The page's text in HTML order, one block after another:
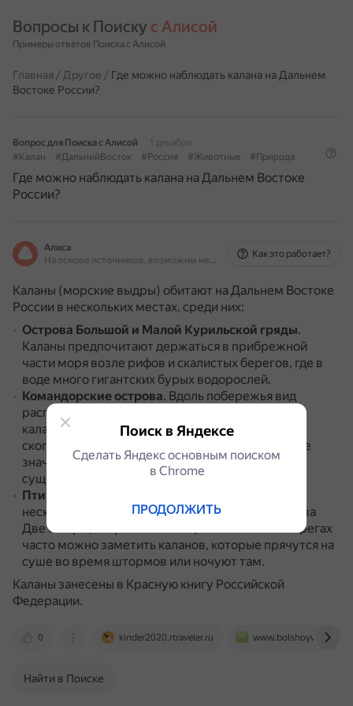
Вопросы к Поиску с Алисой
Примеры ответов Поиска с Алисой
Главная / Другое / Где можно наблюдать калана на Дальнем
Востоке России?
Вопрос для Поиска с Алисой
1 декабря
#Калан
#ДальнийВосток #Россия #Животные #Природа
Где можно наблюдать калана на Дальнем Востоке
России?
Алиса
На основе источников, возможны неточности
Как это работает?
Каланы (морские выдры) обитают на Дальнем Востоке
России в нескольких местах, среди них:
Острова Большой и Малой Курильской гряды.
Каланы предпочитают держаться в прибрежной
части моря возле рифов и скалистых берегов, где в
воде много гигантских бурых водорослей.
Командорские острова. Вдоль побережья вид
распространён неравномерно: в одних местах
каланы немногочисленны, а в других образуют
скопления.
Например, на острове Беринга самое
значительное скопление каланов много лет
существует у мыса Северо-Западного.
Птичьи острова
нескольких островков (остров Базарный, острова
Две Гагары, остров Бакланий).
На скалистых берегах
часто можно заметить каланов, которые прячутся на
суше во время штормов или ночуют там.
Каланы занесены в Красную книгу Российской
Федерации.
0 kinder2020.rtraveler.ru www.bolshoyvopros.ru
Найти в Поиске
Поиск в Яндексе
Сделать Яндекс основным поиском
в Сhrome
ПРОДОЛЖИТЬ